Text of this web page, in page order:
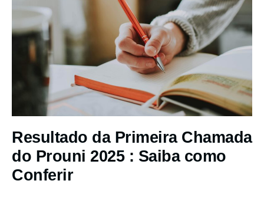
Resultado da Primeira Chamada
do Prouni 2025 : Saiba como
Conferir